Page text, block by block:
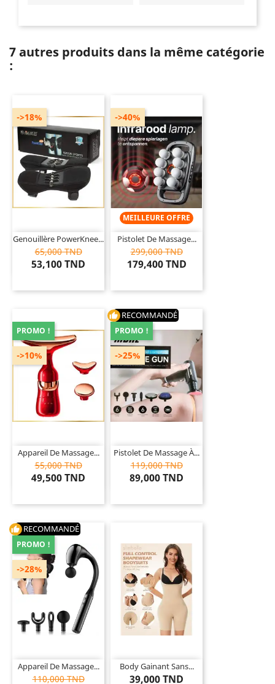
7 autres produits dans la même catégorie
:
Genouillère PowerKnee...
65,000 TND
53,100 TND
->18%
MEILLEURE OFFRE
Pistolet De Massage...
299,000 TND
179,400 TND
->40%
Appareil De Massage...
55,000 TND
49,500 TND
->10%
PROMO !
thumb_up RECOMMANDÉ
Pistolet De Massage À...
119,000 TND
89,000 TND
->25%
PROMO !
thumb_up RECOMMANDÉ
Appareil De Massage...
110,000 TND
->28%
PROMO !
Body Gainant Sans...
39,000 TND